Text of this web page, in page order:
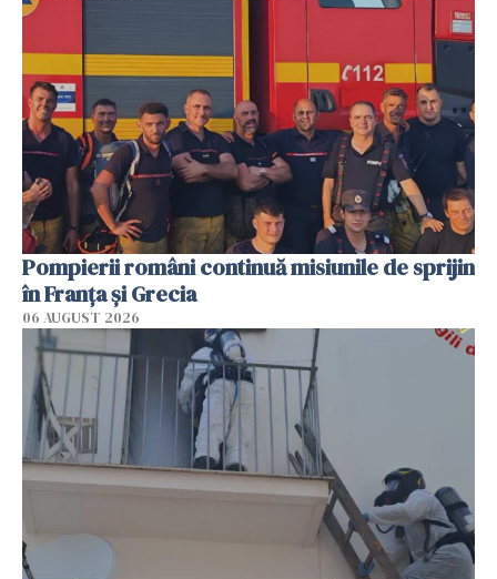
Pompierii români continuă misiunile de sprijin
în Franţa şi Grecia
06 AUGUST 2026